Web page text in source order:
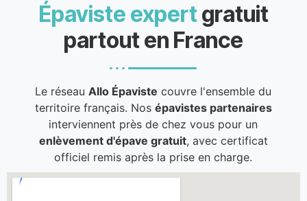
Épaviste expertgratuit
partout en France
Le réseauAllo Épaviste couvre l'ensemble du
territoire français. Nos épavistes partenaires
interviennent près de chez vous pour un
enlèvement d'épave gratuit, avec certificat
officiel remis après la prise en charge.